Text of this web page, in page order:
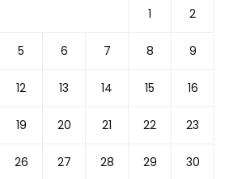
1 2
5 6 7 8 9
12 13 14 15 16
19 20 21 22 23
26 27 28 29 30